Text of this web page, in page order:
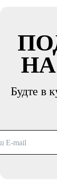
Будте в